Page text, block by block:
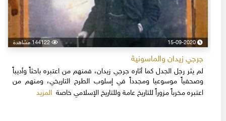
15-09-2020 144122 مشاهدة
جرجي زيدان والماسونية
لم يثر رجل الجدل كما أثاره جرجي زيدان، فمنهم من اعتبره باحثاً وأديباً
وصحفياً موسوعيا ومجدداً في إسلوب الطرح التاريخي، ومنهم من
اعتبره مخرباً مزوراً للتاريخ عامة وللتاريخ الإسلامي خاصةالمزيد